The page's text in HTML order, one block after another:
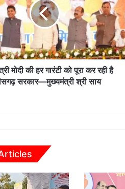
मोदी की हर गारंटी को पूरा कर रही है
सरकार—मुख्यमंत्री श्री साय